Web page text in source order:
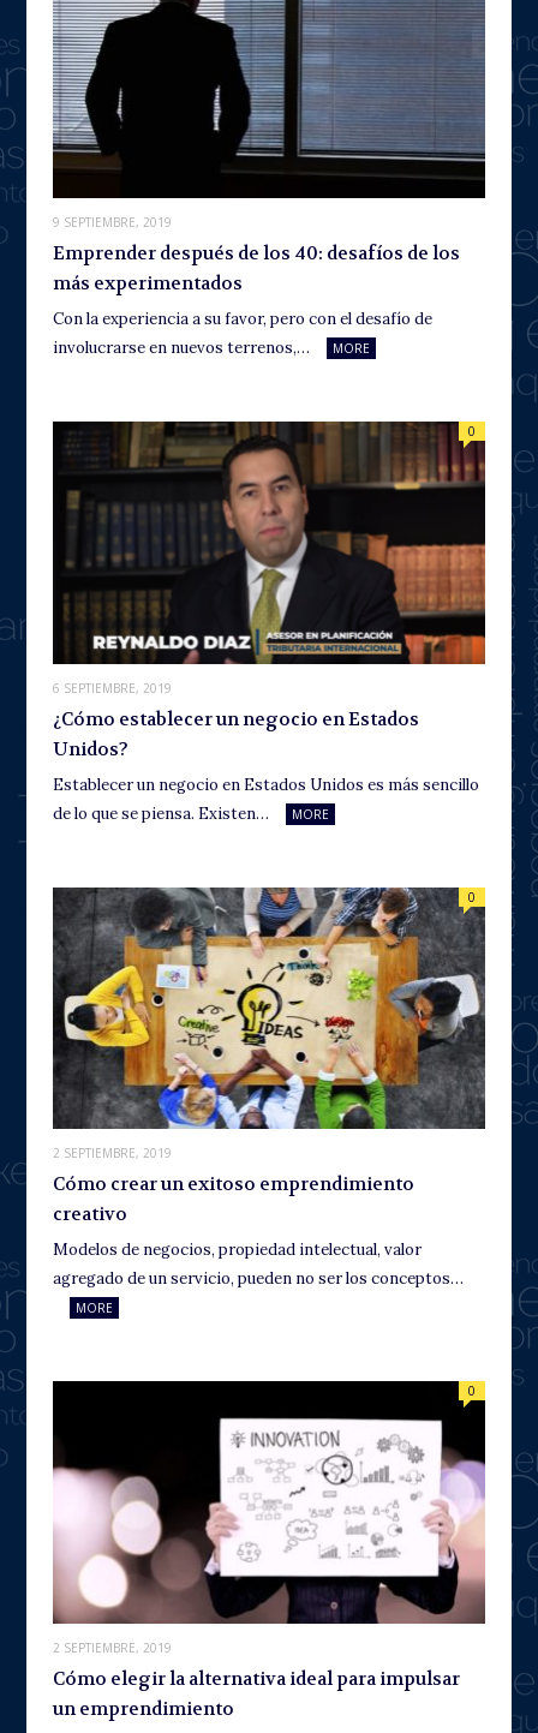
9 SEPTIEMBRE, 2019
Emprender después de los 40: desafíos de los
más experimentados
Con la experiencia a su favor, pero con el desafío de
involucrarse en nuevos terrenos,…
MORE
6 SEPTIEMBRE, 2019
0
¿Cómo establecer un negocio en Estados
Unidos?
Establecer un negocio en Estados Unidos es más sencillo
de lo que se piensa. Existen…
MORE
2 SEPTIEMBRE, 2019
0
Cómo crear un exitoso emprendimiento
creativo
Modelos de negocios, propiedad intelectual, valor
agregado de un servicio, pueden no ser los conceptos…
MORE
2 SEPTIEMBRE, 2019
0
Cómo elegir la alternativa ideal para impulsar
un emprendimiento